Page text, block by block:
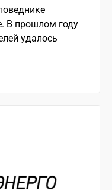
В прошлом году
удалось